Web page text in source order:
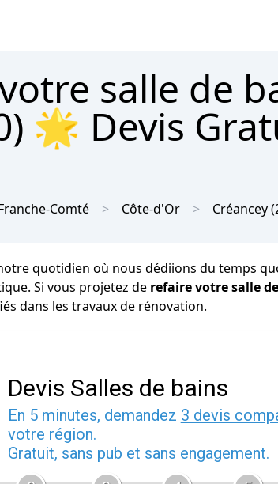
salle de
🌟 Devis
Comté Côte-d'Or Créancey
quotidien où nous dédiions du temps
Si vous projetez de refaire votre salle
dans les travaux de rénovation.
Devis Salles de bains
En 5 minutes, demandez 3 devis
votre région.
Gratuit, sans pub et sans engagement.